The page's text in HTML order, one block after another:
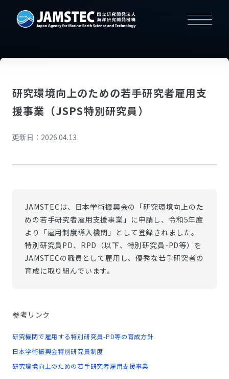
研究環境向上のための若手研究者雇用支
援事業（JSPS特別研究員）
更新日：2026.04.13
JAMSTECは、日本学術振興会の「研究環境向上のた
めの若手研究者雇用支援事業」に申請し、令和5年度
より「雇用制度導入機関」として登録されました。
特別研究員PD、RPD（以下、特別研究員-PD等）を
JAMSTECの職員として雇用し、優秀な若手研究者の
育成に取り組んでいます。
参考リンク
研究機関で雇用する特別研究員-PD等の育成方針
日本学術振興会特別研究員制度
研究環境向上のための若手研究者雇用支援事業